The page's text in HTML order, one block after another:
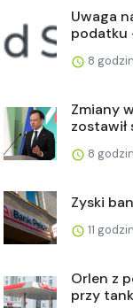
Uwaga
podatku
8
Zmiany
zostawił
8
Zyski
11
Orlen z
przy